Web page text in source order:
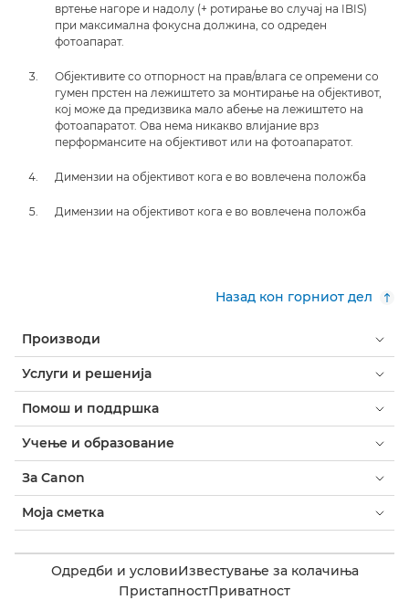
вртење нагоре и надолу (+ ротирање во случај на IBIS)
при максимална фокусна должина, со одреден
фотоапарат.
Објективите со отпорност на прав/влага се опремени со
гумен прстен на лежиштето за монтирање на објективот,
кој може да предизвика мало абење на лежиштето на
фотоапаратот. Ова нема никакво влијание врз
перформансите на објективот или на фотоапаратот.
Димензии на објективот кога е во вовлечена положба
Димензии на објективот кога е во вовлечена положба
Назад кон горниот дел
Производи
Услуги и решенија
Помош и поддршка
Учење и образование
За Canon
Моја сметка
Одредби и условиИзвестување за колачиња
ПристапностПриватност